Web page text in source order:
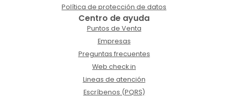
Política de protección de datos
Centro de ayuda
Puntos de Venta
Empresas
Preguntas frecuentes
Web check in
Lineas de atención
Escríbenos (PQRS)